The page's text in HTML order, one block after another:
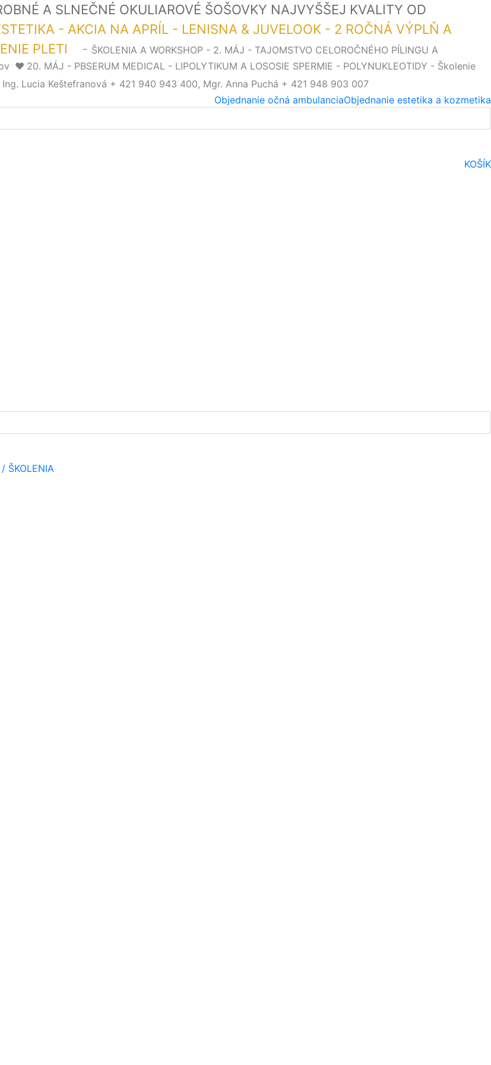
A SLNEČNÉ OKULIAROVÉ ŠOŠOVKY NAJVYŠŠEJ KVALITY OD
- AKCIA NA APRÍL - LENISNA & JUVELOOK - 2 ROČNÁ VÝPLŇ A
PLETI - ŠKOLENIA A WORKSHOP - 2. MÁJ - TAJOMSTVO CELOROČNÉHO PÍLINGU A
❤️ 20. MÁJ - PBSERUM MEDICAL - LIPOLYTIKUM A LOSOSIE SPERMIE - POLYNUKLEOTIDY - Školenie
Ing. Lucia Keštefranová + 421 940 943 400, Mgr. Anna Puchá + 421 948 903 007
Objednanie estetika a kozmetika
Objednanie očná ambulancia
KOŠÍK
ŠKOLENIA